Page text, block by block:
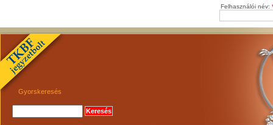
Felhasználói név:
Gyorskeresés